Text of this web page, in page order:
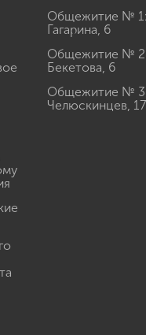
Общежитие №
Гагарина, 6
Общежитие № 2:
Бекетова, 6
Общежитие № 3:
Челюскинцев, 17